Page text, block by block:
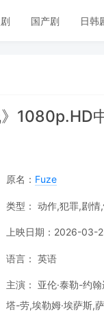
国产剧 日韩
1080p.HD
原名： Fuze
类型： 动作,犯罪,剧情
上映日期：2026-03-
语言： 英语
主演： 亚伦·泰勒-约
塔-劳,埃勒姆·埃萨斯,